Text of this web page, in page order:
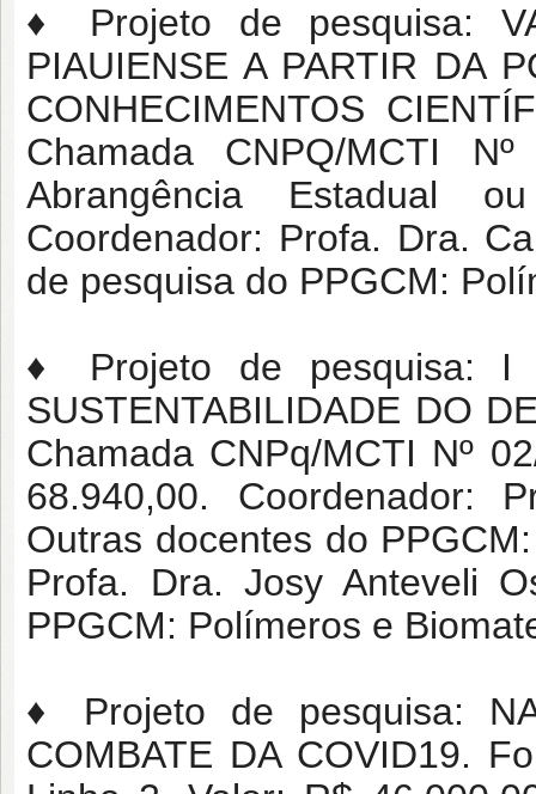
♦ Projeto de pesquisa:
PIAUIENSE A PARTIR DA
CONHECIMENTOS
Chamada CNPQ/MCTI
Abrangência Estadual
Coordenador: Profa. Dra.
de pesquisa do PPGCM:
♦ Projeto de pesquisa: I
SUSTENTABILIDADE DO
Chamada CNPq/MCTI Nº
68.940,00. Coordenador:
Outras docentes do
Profa. Dra. Josy Anteveli
PPGCM: Polímeros e
♦ Projeto de pesquisa:
COMBATE DA COVID19.